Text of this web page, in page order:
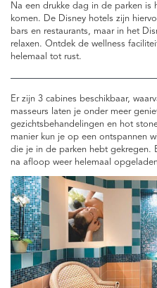
Na een drukke dag in de parken
komen. De Disney hotels zijn
bars en restaurants, maar in het
relaxen. Ontdek de wellness
helemaal tot rust.
Er zijn 3 cabines beschikbaar,
masseurs laten je onder meer
gezichtsbehandelingen en hot
manier kun je op een ontspannen
die je in de parken hebt gekregen.
na afloop weer helemaal